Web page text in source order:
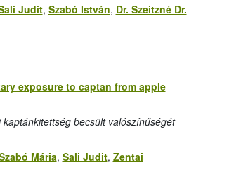
Judit, Szabó István, Dr. Szeitzné Dr.
exposure to captan from apple
becsült valószínűségét
Mária, Sali Judit, Zentai